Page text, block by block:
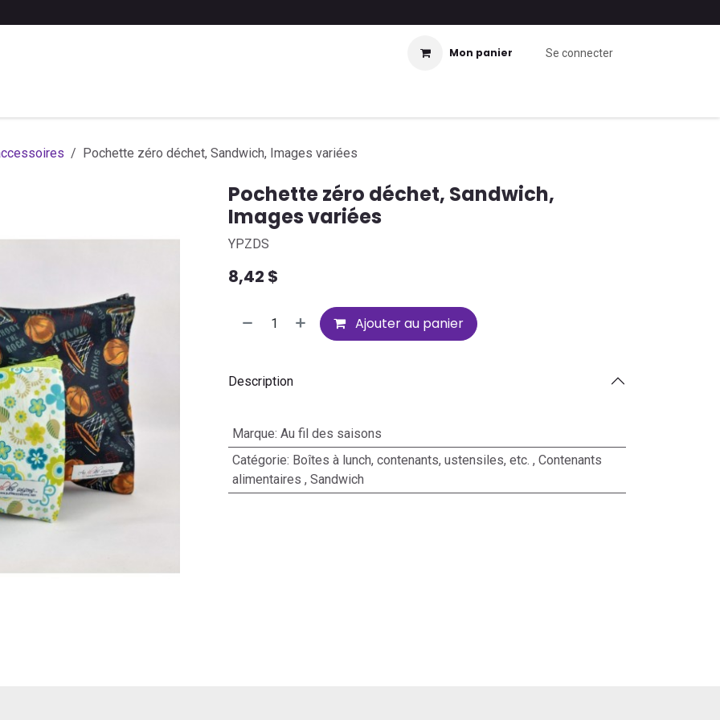
Mon panier Se connecter
Pochette zéro déchet, Sandwich, Images variées
Pochette zéro déchet, Sandwich,
Images variées
YPZDS
8,42 $
Ajouter au panier
Description
Marque: Au fil des saisons
Catégorie: Boîtes à lunch, contenants, ustensiles, etc. , Contenants
alimentaires , Sandwich